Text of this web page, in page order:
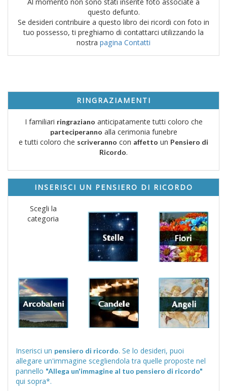
questo defunto.
Se desideri contribuire a questo libro dei ricordi con foto in
tuo possesso, ti preghiamo di contattarci utilizzando la
nostra pagina Contatti
RINGRAZIAMENTI
I familiari ringraziano anticipatamente tutti coloro che
parteciperanno alla cerimonia funebre
e tutti coloro che scriveranno con affetto un Pensiero di
Ricordo.
INSERISCI UN PENSIERO DI RICORDO
Scegli la
categoria
Inserisci un pensiero di ricordo. Se lo desideri, puoi
allegare un'immagine scegliendola tra quelle proposte nel
pannello "Allega un'immagine al tuo pensiero di ricordo"
qui sopra*.